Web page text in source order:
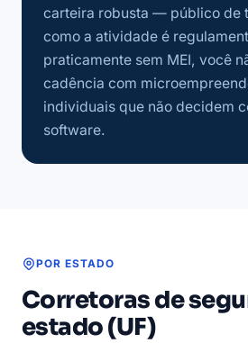
carteira robusta — público de
como a atividade é
praticamente sem MEI, você
cadência com
individuais que não decidem
software.
POR ESTADO
Corretoras de
estado (UF)